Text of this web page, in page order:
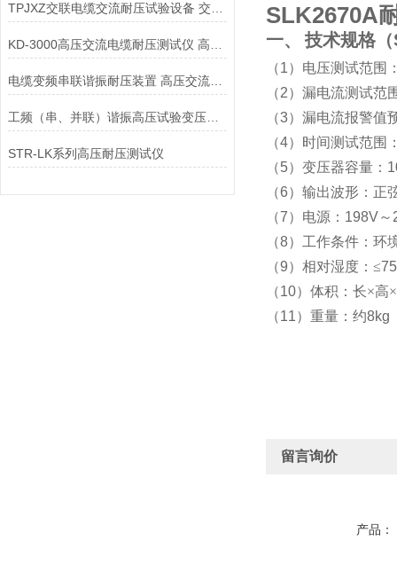
TPJXZ交联电缆交流耐压试验设备 交流电缆交流耐压测试仪
电缆变频串联谐振耐压装置 高压交流电缆耐压测试仪
工频（串、并联）谐振高压试验变压器高压交流电缆耐压测试仪
STR-LK系列高压耐压测试仪
SLK2670A
一、 技术规格（
（1）电压测试范围
（2）漏电流测试范
（3）漏电流报警值
（4）时间测试范围
（5）变压器容量：
（6）输出波形：正
（7）电源： 198V～
（8）工作条件：环
（9）相对湿度： ≤
（10）体积：长×高
（11）重量：约8kg
留言询价
产品：